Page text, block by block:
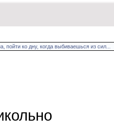
пойти ко дну, когда выбиваешься из сил...